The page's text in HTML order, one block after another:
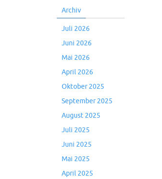
Archiv
Juli 2026
Juni 2026
Mai 2026
April 2026
Oktober 2025
September 2025
August 2025
Juli 2025
Juni 2025
Mai 2025
April 2025